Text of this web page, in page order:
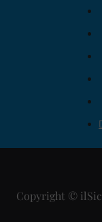
Copyright ©